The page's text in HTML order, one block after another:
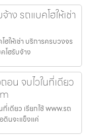
ง รถแบคโฮให้เช่า
ฮให้เช่า บริการครบวงจร
โฮรับจ้าง
อน จบไวในที่เดียว
เดียว เรียกใช้ www.รถ
ดินจะแข็งแค่